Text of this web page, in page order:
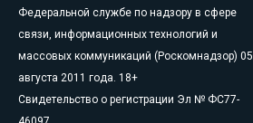
Федеральной службе по надзору в сфере
связи, информационных технологий и
массовых коммуникаций (Роскомнадзор) 05
августа 2011 года. 18+
Свидетельство о регистрации Эл № ФС77-